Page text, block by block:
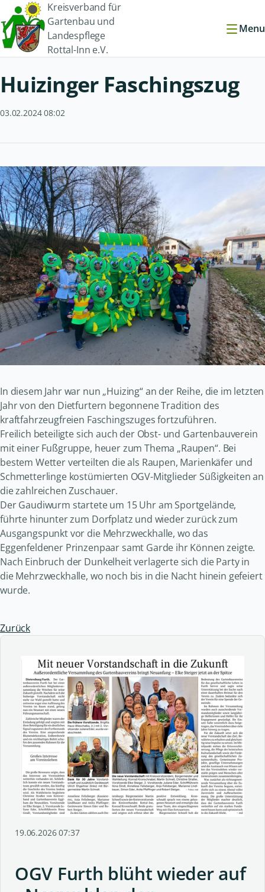
Kreisverband für
Gartenbau und
Landespflege
Rottal-Inn e.V.
Menu
Huizinger Faschingszug
03.02.2024 08:02
In diesem Jahr war nun „Huizing“ an der Reihe, die im letzten
Jahr von den Dietfurtern begonnene Tradition des
kraftfahrzeugfreien Faschingszuges fortzuführen.
Freilich beteiligte sich auch der Obst- und Gartenbauverein
mit einer Fußgruppe, heuer zum Thema „Raupen“. Bei
bestem Wetter verteilten die als Raupen, Marienkäfer und
Schmetterlinge kostümierten OGV-Mitglieder Süßigkeiten an
die zahlreichen Zuschauer.
Der Gaudiwurm startete um 15 Uhr am Sportgelände,
führte hinunter zum Dorfplatz und wieder zurück zum
Ausgangspunkt vor die Mehrzweckhalle, wo das
Eggenfeldener Prinzenpaar samt Garde ihr Können zeigte.
Nach Einbruch der Dunkelheit verlagerte sich die Party in
die Mehrzweckhalle, wo noch bis in die Nacht hinein gefeiert
wurde.
Zurück
19.06.2026 07:37
OGV Furth blüht wieder auf